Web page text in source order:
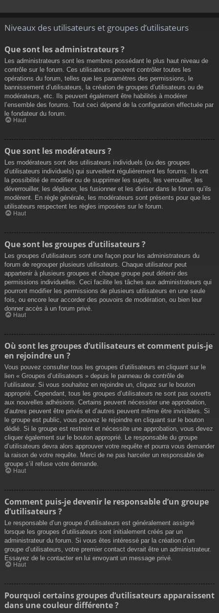
Niveaux des utilisateurs et groupes d’utilisateurs
Que sont les administrateurs ?
Les administrateurs sont les membres possédant le plus haut niveau de
contrôle sur le forum. Ces utilisateurs peuvent contrôler toutes les
opérations du forum, telles que les paramètres des permissions, le
bannissement d’utilisateurs, la création de groupes d’utilisateurs ou de
modérateurs, etc. Ils peuvent également être habilités à modérer
l’ensemble des forums. Tout ceci dépend de la configuration effectuée par
le fondateur du forum.
Haut
Que sont les modérateurs ?
Les modérateurs sont des utilisateurs individuels (ou des groupes
d’utilisateurs individuels) qui surveillent régulièrement les forums. Ils ont
la possibilité de modifier ou de supprimer les sujets, les verrouiller, les
déverrouiller, les déplacer, les fusionner et les diviser dans le forum qu’ils
modèrent. En règle générale, les modérateurs sont présents pour que les
utilisateurs respectent les règles imposées sur le forum.
Haut
Que sont les groupes d’utilisateurs ?
Les groupes d’utilisateurs sont une façon pour les administrateurs du
forum de regrouper plusieurs utilisateurs. Chaque utilisateur peut
appartenir à plusieurs groupes et chaque groupe peut détenir des
permissions individuelles. Ceci facilite les tâches aux administrateurs qui
pourront modifier les permissions de plusieurs utilisateurs en une seule
fois, ou encore leur accorder des pouvoirs de modération, ou bien leur
donner accès à un forum privé.
Haut
Où sont les groupes d’utilisateurs et comment puis-je
en rejoindre un ?
Vous pouvez consulter tous les groupes d’utilisateurs en cliquant sur le
lien « Groupes d’utilisateurs » depuis le panneau de contrôle de
l’utilisateur. Si vous souhaitez en rejoindre un, cliquez sur le bouton
approprié. Cependant, tous les groupes d’utilisateurs ne sont pas ouverts
aux nouvelles adhésions. Certains peuvent nécessiter une approbation,
d’autres peuvent être privés et d’autres peuvent même être invisibles. Si
le groupe est public, vous pouvez le rejoindre en cliquant sur le bouton
dédié. Si le groupe est restreint et nécessite une approbation, vous devez
cliquer également sur le bouton approprié. Le responsable du groupe
d’utilisateurs devra alors approuver votre requête et pourra vous demander
la raison de votre requête. Merci de ne pas harceler un responsable de
groupe s’il refuse votre demande.
Haut
Comment puis-je devenir le responsable d’un groupe
d’utilisateurs ?
Le responsable d’un groupe d’utilisateurs est généralement assigné
lorsque les groupes d’utilisateurs sont initialement créés par un
administrateur du forum. Si vous êtes intéressé par la création d’un
groupe d’utilisateurs, votre premier contact devrait être un administrateur.
Essayez de le contacter en lui envoyant un message privé.
Haut
Pourquoi certains groupes d’utilisateurs apparaissent
dans une couleur différente ?